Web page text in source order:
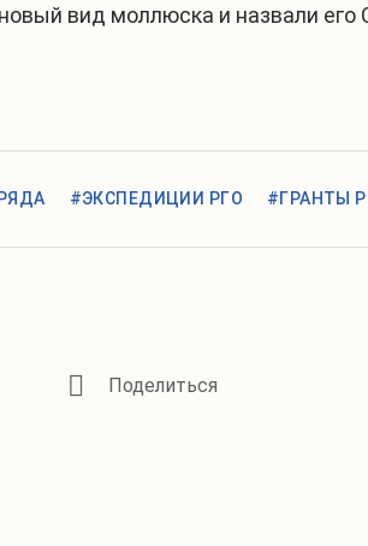
вид моллюска и назвали его
#ЭКСПЕДИЦИИ РГО #ГРАНТЫ